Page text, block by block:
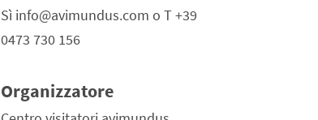
Sì info@avimundus.com o T +39
0473 730 156
Organizzatore